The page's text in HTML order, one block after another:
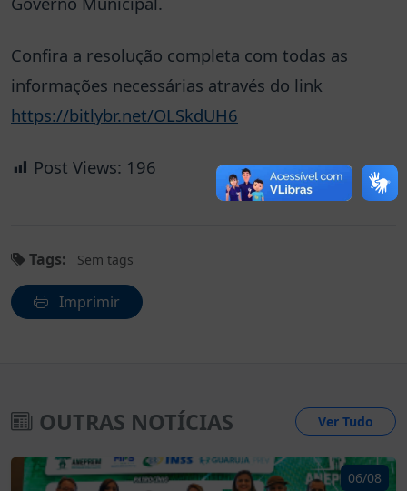
Confira a resolução completa com todas as
informações necessárias através do link
https://bitlybr.net/OLSkdUH6
Post Views: 196
Tags: Sem tags
Imprimir
OUTRAS NOTÍCIAS Ver Tudo
06/08